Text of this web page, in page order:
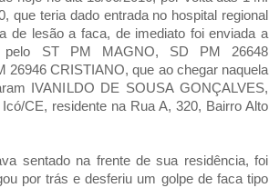
que teria dado entrada no hospital regional
de lesão a faca, de imediato foi enviada a
pelo ST PM MAGNO, SD PM 26648
26946 CRISTIANO, que ao chegar naquela
IVANILDO DE SOUSA GONÇALVES,
CE, residente na Rua A, 320, Bairro Alto
sentado na frente de sua residência, foi
por trás e desferiu um golpe de faca tipo